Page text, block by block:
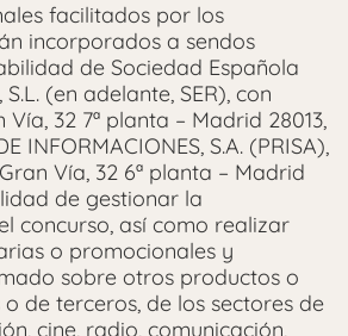
facilitados por los
incorporados a sendos
de Sociedad Española
(en adelante, SER), con
32 7ª planta – Madrid 28013,
INFORMACIONES, S.A. (PRISA),
Vía, 32 6ª planta – Madrid
de gestionar la
concurso, así como realizar
o promocionales y
sobre otros productos o
de terceros, de los sectores de
cine, radio, comunicación,